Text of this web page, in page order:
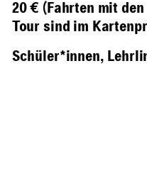
20 € (Fahrten mit den
Tour sind im
Schüler*innen,